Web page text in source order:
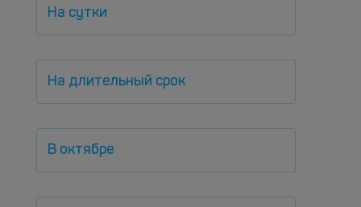
На сутки
На длительный срок
В октябре